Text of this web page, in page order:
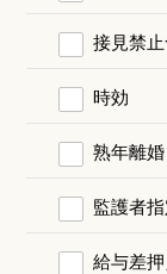
接見禁
時効
熟年離婚
監護者
給与差押